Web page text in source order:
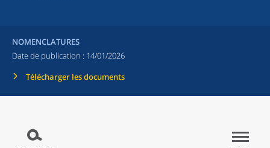
NOMENCLATURES
Date de publication : 14/01/2026
Télécharger les documents